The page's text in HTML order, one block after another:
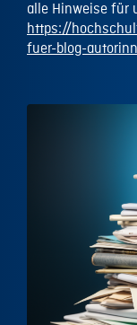
alle Hinweise für
https://
fuer-blog-